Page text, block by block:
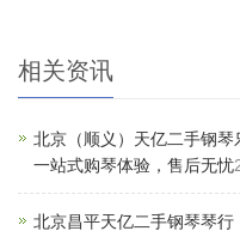
相关资讯
北京（顺义）天亿二手钢
一站式购琴体验，售后无忧
北京昌平天亿二手钢琴琴